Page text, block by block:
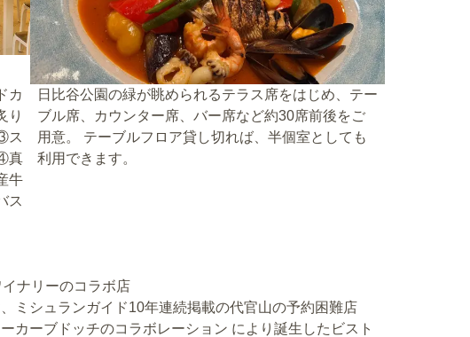
カ
り
ス
真
牛
ス
日比谷公園の緑が眺められるテラス席をはじめ、テー
ブル席、カウンター席、バー席など約30席前後をご
用意。 テーブルフロア貸し切れば、半個室としても
利用できます。
ナリーのコラボ店
ミシュランガイド10年連続掲載の代官山の予約困難店
カーブドッチのコラボレーション により誕生したビスト